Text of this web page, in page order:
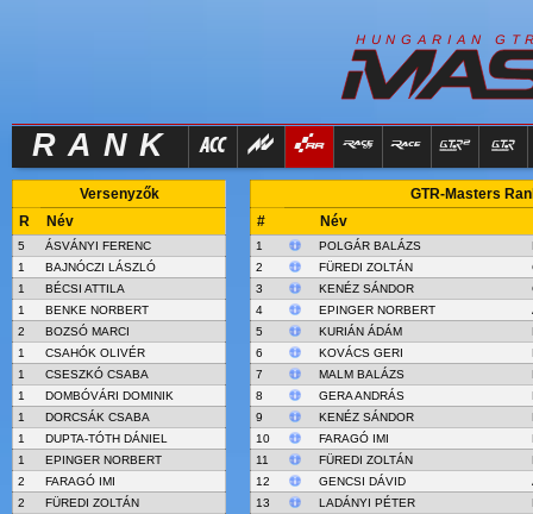
H U N G A R I A N G T
RANK
Versenyzők
R
Név
5
ÁSVÁNYI FERENC
1
BAJNÓCZI LÁSZLÓ
1
BÉCSI ATTILA
1
BENKE NORBERT
2
BOZSÓ MARCI
1
CSAHÓK OLIVÉR
1
CSESZKÓ CSABA
1
DOMBÓVÁRI DOMINIK
1
DORCSÁK CSABA
1
DUPTA-TÓTH DÁNIEL
1
EPINGER NORBERT
2
FARAGÓ IMI
2
FÜREDI ZOLTÁN
GTR-Masters
#
Név
1 POLGÁR BALÁZS
2
FÜREDI ZOLTÁN
3
KENÉZ SÁNDOR
4
EPINGER NORBERT
5
KURIÁN ÁDÁM
6
KOVÁCS GERI
7
MALM BALÁZS
8
GERA ANDRÁS
9
KENÉZ SÁNDOR
10
FARAGÓ IMI
11
FÜREDI ZOLTÁN
12
GENCSI DÁVID
13
LADÁNYI PÉTER